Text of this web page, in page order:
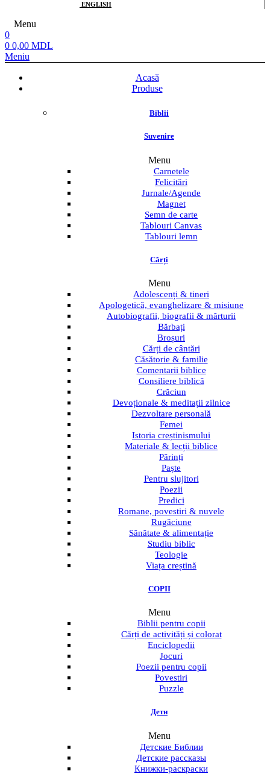
ENGLISH
Menu
0
0 0,00 MDL
Meniu
Acasă
Produse
Biblii
Suvenire
Menu
Carnetele
Felicitări
Jurnale/Agende
Magnet
Semn de carte
Tablouri Canvas
Tablouri lemn
Cărți
Menu
Adolescenți & tineri
Apologetică, evanghelizare & misiune
Autobiografii, biografii & mărturii
Bărbați
Broșuri
Cărți de cântări
Căsătorie & familie
Comentarii biblice
Consiliere biblică
Crăciun
Devoționale & meditații zilnice
Dezvoltare personală
Femei
Istoria creștinismului
Materiale & lecții biblice
Părinți
Paște
Pentru slujitori
Poezii
Predici
Romane, povestiri & nuvele
Rugăciune
Sănătate & alimentație
Studiu biblic
Teologie
Viața creștină
COPII
Menu
Biblii pentru copii
Cărți de activități și colorat
Enciclopedii
Jocuri
Poezii pentru copii
Povestiri
Puzzle
Дети
Menu
Детские Библии
Детские рассказы
Книжки-раскраски